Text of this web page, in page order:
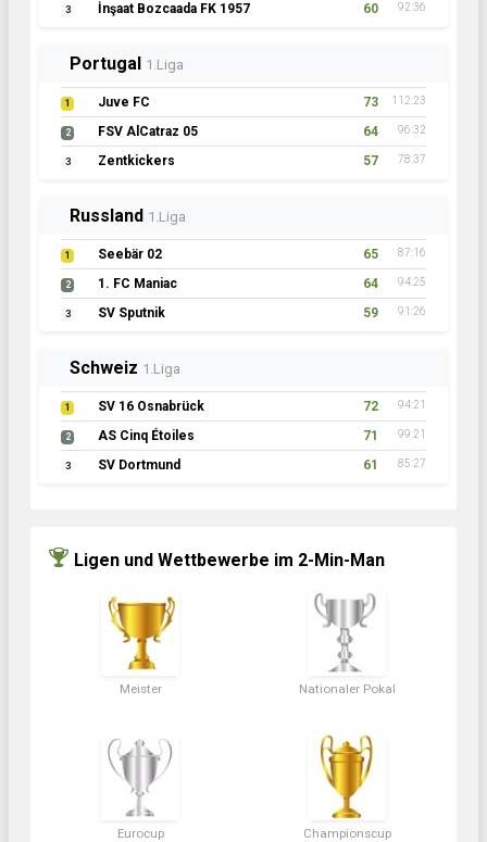
3 İnşaat Bozcaada FK 1957 60 92:36
Portugal 1.Liga
1 Juve FC 73 112:23
2 FSV AlCatraz 05 64 96:32
3 Zentkickers 57 78:37
Russland 1.Liga
1 Seebär 02 65 87:16
2 1. FC Maniac 64 94:25
3 SV Sputnik 59 91:26
Schweiz 1.Liga
1 SV 16 Osnabrück 72 94:21
2 AS Cinq Étoiles 71 99:21
3 SV Dortmund 61 85:27
Ligen und Wettbewerbe im 2-Min-Man
Meister Nationaler Pokal
Eurocup Championscup